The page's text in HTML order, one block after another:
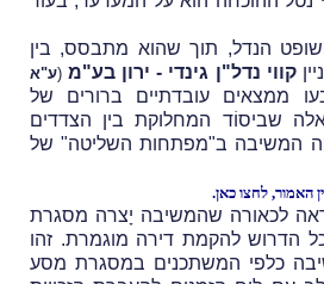
הנדל, תוך שהוא מתבסס, בין
קווי נדל"ן גינדי - ירון בע"מ (ע"א
ממצאים עובדתיים ברורים של
שביסוֹד המחלוקת בין הצדדים
המשיבה ב"מפתחות השליטה" של
האמור, לחצו כאן.
לכאורה שהמשיבה יָצרה מסגרת
הדרוש להקמת דירה מוגמרת. זהו
כלפי המשתכנים במסגרת מסע